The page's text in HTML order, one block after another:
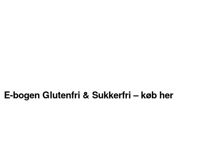
E-bogen Glutenfri & Sukkerfri – køb her